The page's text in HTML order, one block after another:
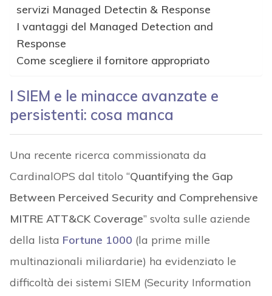
servizi Managed Detectin & Response
I vantaggi del Managed Detection and
Response
Come scegliere il fornitore appropriato
I SIEM e le minacce avanzate e
persistenti: cosa manca
Una recente ricerca commissionata da
CardinalOPS dal titolo “Quantifying the Gap
Between Perceived Security and Comprehensive
MITRE ATT&CK Coverage” svolta sulle aziende
della lista Fortune 1000 (la prime mille
multinazionali miliardarie) ha evidenziato le
difficoltà dei sistemi SIEM (Security Information